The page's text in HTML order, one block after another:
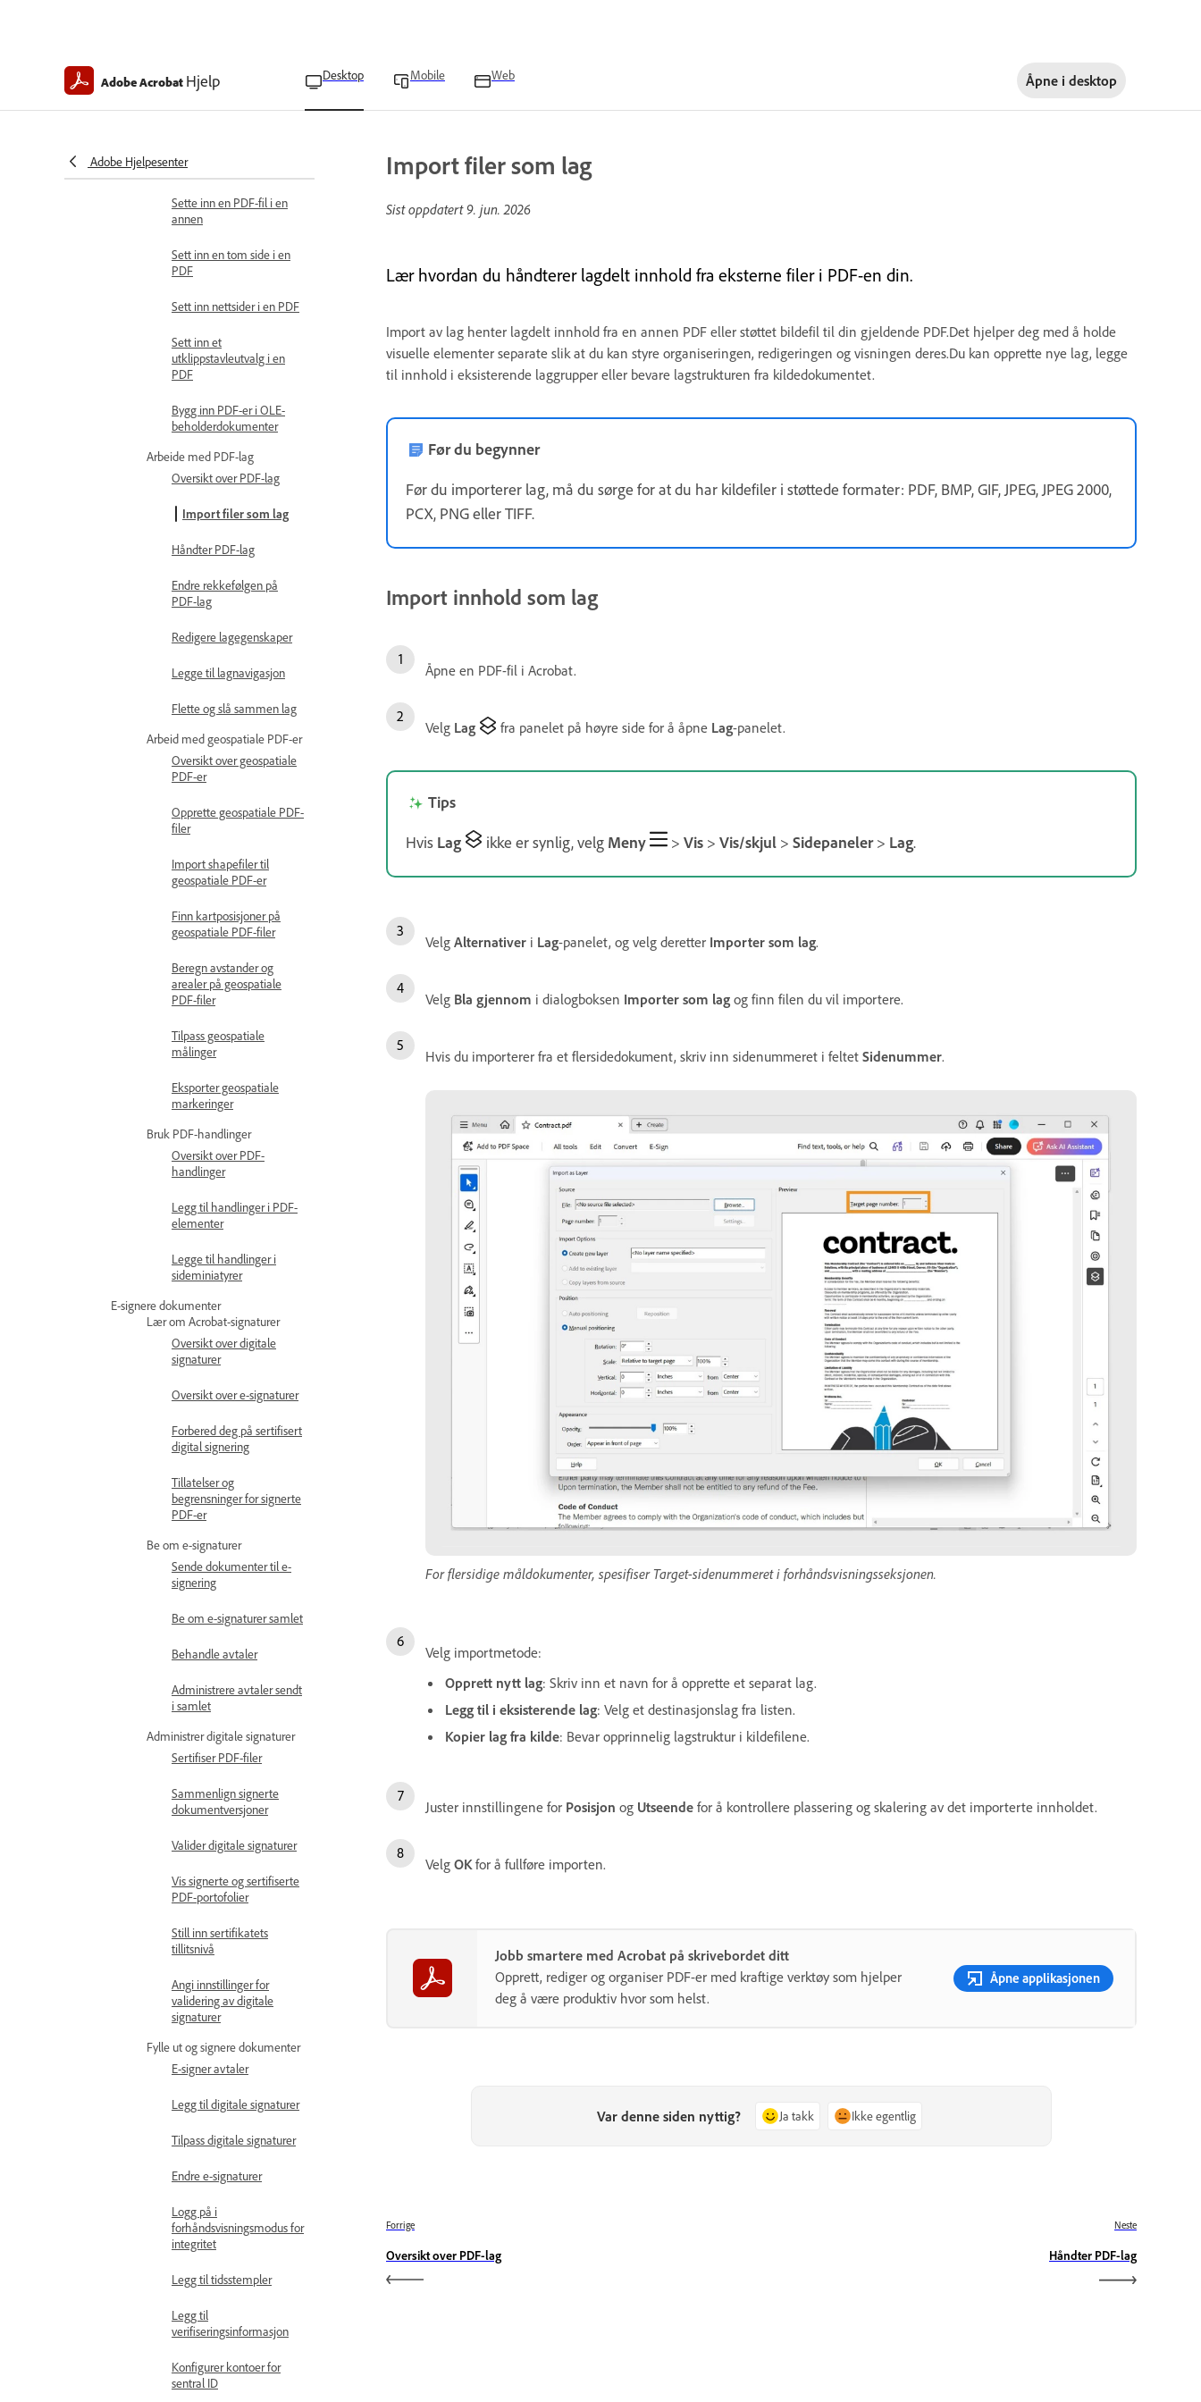
Adobe Acrobat Hjelp Desktop Mobile Web Åpne i desktop
Adobe Hjelpesenter
Kombiner filer
filer
Sette inn en PDF-fil i en
annen
Sett inn en tom side i en
PDF
Sett inn nettsider i en PDF
Sett inn et
utklippstavleutvalg i en
PDF
Bygg inn PDF-er i OLE-
beholderdokumenter
Arbeide med PDF-lag
Oversikt over PDF-lag
Import filer som lag
Håndter PDF-lag
Endre rekkefølgen på
PDF-lag
Redigere lagegenskaper
Legge til lagnavigasjon
Flette og slå sammen lag
Arbeid med geospatiale PDF-er
Oversikt over geospatiale
PDF-er
Opprette geospatiale PDF-
filer
Import shapefiler til
geospatiale PDF-er
Finn kartposisjoner på
geospatiale PDF-filer
Beregn avstander og
arealer på geospatiale
PDF-filer
Tilpass geospatiale
målinger
Eksporter geospatiale
markeringer
Bruk PDF-handlinger
Oversikt over PDF-
handlinger
Legg til handlinger i PDF-
elementer
Legge til handlinger i
sideminiatyrer
E-signere dokumenter
Lær om Acrobat-signaturer
Oversikt over digitale
signaturer
Oversikt over e-signaturer
Forbered deg på sertifisert
digital signering
Tillatelser og
begrensninger for signerte
PDF-er
Be om e-signaturer
Sende dokumenter til e-
signering
Be om e-signaturer samlet
Behandle avtaler
Administrere avtaler sendt
i samlet
Administrer digitale signaturer
Sertifiser PDF-filer
Sammenlign signerte
dokumentversjoner
Valider digitale signaturer
Vis signerte og sertifiserte
PDF-portofolier
Still inn sertifikatets
tillitsnivå
Angi innstillinger for
validering av digitale
signaturer
Fylle ut og signere dokumenter
E-signer avtaler
Legg til digitale signaturer
Tilpass digitale signaturer
Endre e-signaturer
Logg på i
forhåndsvisningsmodus for
integritet
Legg til tidsstempler
Legg til
verifiseringsinformasjon
Konfigurer kontoer for
sentral ID
Import filer som lag
Sist oppdatert9. jun. 2026
Lær hvordan du håndterer lagdelt innhold fra eksterne filer i PDF-en din.
Import av lag henter lagdelt innhold fra en annen PDF eller støttet bildefil til din gjeldende PDF.Det hjelper deg med å holde
visuelle elementer separate slik at du kan styre organiseringen, redigeringen og visningen deres.Du kan opprette nye lag, legge
til innhold i eksisterende laggrupper eller bevare lagstrukturen fra kildedokumentet.
Før du begynner
Før du importerer lag, må du sørge for at du har kildefiler i støttede formater: PDF, BMP, GIF, JPEG, JPEG 2000,
PCX, PNG eller TIFF.
Import innhold som lag
Åpne en PDF-fil i Acrobat.
Velg Lag fra panelet på høyre side for å åpne Lag-panelet.
Tips
Hvis Lag ikke er synlig, velg Meny > Vis > Vis/skjul > Sidepaneler> Lag.
Velg Alternativer i Lag-panelet, og velg deretter Importer som lag.
Velg Bla gjennom i dialogboksen Importer som lag og finn filen du vil importere.
Hvis du importerer fra et flersidedokument, skriv inn sidenummeret i feltet Sidenummer.
For flersidige måldokumenter, spesifiser Target-sidenummeret i forhåndsvisningsseksjonen.
Velg importmetode:
Opprett nytt lag: Skriv inn et navn for å opprette et separat lag.
Legg til i eksisterende lag: Velg et destinasjonslag fra listen.
Kopier lag fra kilde: Bevar opprinnelig lagstruktur i kildefilene.
Juster innstillingene for Posisjon og Utseende for å kontrollere plassering og skalering av det importerte innholdet.
Velg OK for å fullføre importen.
Jobb smartere med Acrobat på skrivebordet ditt
Opprett, rediger og organiser PDF-er med kraftige verktøy som hjelper
deg å være produktiv hvor som helst.
Åpne applikasjonen
Var denne siden nyttig? Ja takk Ikke egentlig
Forrige
Oversikt over PDF-lag
Neste
Håndter PDF-lag